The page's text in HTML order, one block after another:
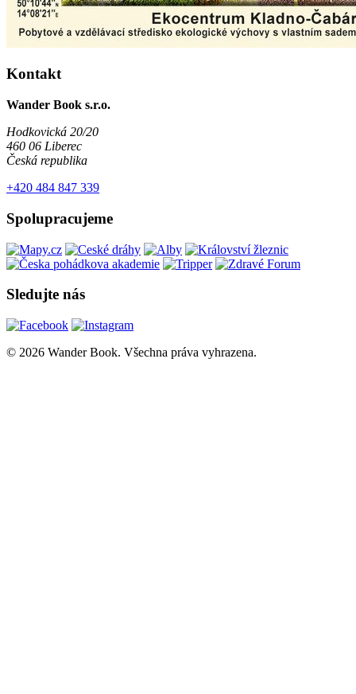
Kontakt
Wander Book s.r.o.
Hodkovická 20/20
460 06 Liberec
Česká republika
+420 484 847 339
Spolupracujeme
Sledujte nás
© 2026 Wander Book. Všechna práva vyhrazena.